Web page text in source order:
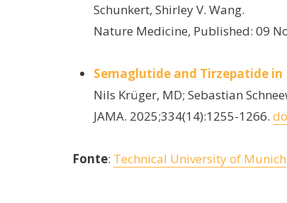
Schunkert, Shirley V. Wang.
Nature Medicine, Published: 09
Semaglutide and Tirzepatide
Nils Krüger, MD; Sebastian
JAMA. 2025;334(14):1255-1266.
Fonte: Technical University of Munich